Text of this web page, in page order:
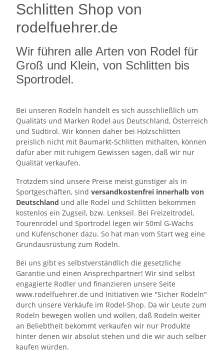
Schlitten Shop von
rodelfuehrer.de
Wir führen alle Arten von Rodel für
Groß und Klein, von Schlitten bis
Sportrodel.
Bei unseren Rodeln handelt es sich ausschließlich um
Qualitäts und Marken Rodel aus Deutschland, Österreich
und Südtirol. Wir können daher bei Holzschlitten
preislich nicht mit Baumarkt-Schlitten mithalten, können
dafür aber mit ruhigem Gewissen sagen, daß wir nur
Qualität verkaufen.
Trotzdem sind unsere Preise meist günstiger als in
Sportgeschäften, sind versandkostenfrei innerhalb von
Deutschland und alle Rodel und Schlitten bekommen
kostenlos ein Zugseil, bzw. Lenkseil. Bei Freizeitrodel,
Tourenrodel und Sportrodel legen wir 50ml G-Wachs
und Kufenschoner dazu. So hat man vom Start weg eine
Grundausrüstung zum Rodeln.
Bei uns gibt es selbstverständlich die gesetzliche
Garantie und einen Ansprechpartner! Wir sind selbst
engagierte Rodler und finanzieren unsere Seite
www.rodelfuehrer.de und Initiativen wie "Sicher Rodeln"
durch unsere Verkäufe im Rodel-Shop. Da wir Leute zum
Rodeln bewegen wollen und wollen, daß Rodeln weiter
an Beliebtheit bekommt verkaufen wir nur Produkte
hinter denen wir absolut stehen und die wir auch selber
kaufen würden.